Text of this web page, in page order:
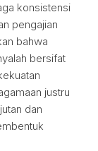
konsistensi
pengajian
bahwa
bersifat
justru
dan